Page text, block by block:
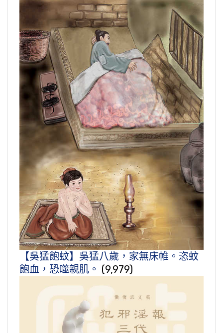
【吳猛飽蚊】吳猛八歲，家無床帷。恣蚊
飽血，恐噬親肌。 (9,979)